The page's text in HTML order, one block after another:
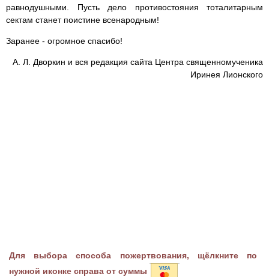
равнодушными. Пусть дело противостояния тоталитарным
сектам станет поистине всенародным!
Заранее - огромное спасибо!
А. Л. Дворкин и вся редакция сайта Центра священномученика
Иринея Лионского
Для выбора способа пожертвования, щёлкните по
нужной иконке справа от суммы